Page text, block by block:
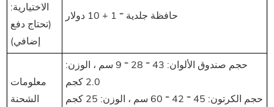
الاختيارية:
(تحتاج دفع
إضافي)
حافظة جلدية * 1 + 10 دولار
معلومات
الشحنة
حجم صندوق الألوان: 43 * 28 * 9 سم ، الوزن:
2.0 كجم
حجم الكرتون: 45 * 42 * 60 سم ، الوزن: 25 كجم